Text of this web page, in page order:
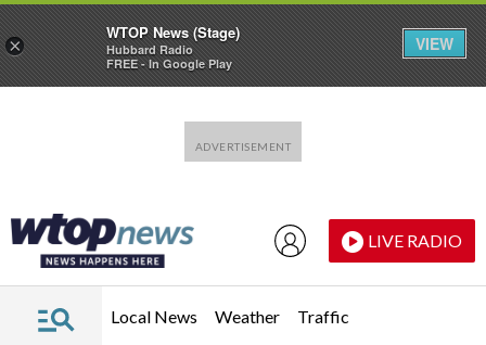
LIVE RADIO
Local News Weather Traffic
×
WTOP News (Stage)
Hubbard Radio
FREE - In Google Play
VIEW